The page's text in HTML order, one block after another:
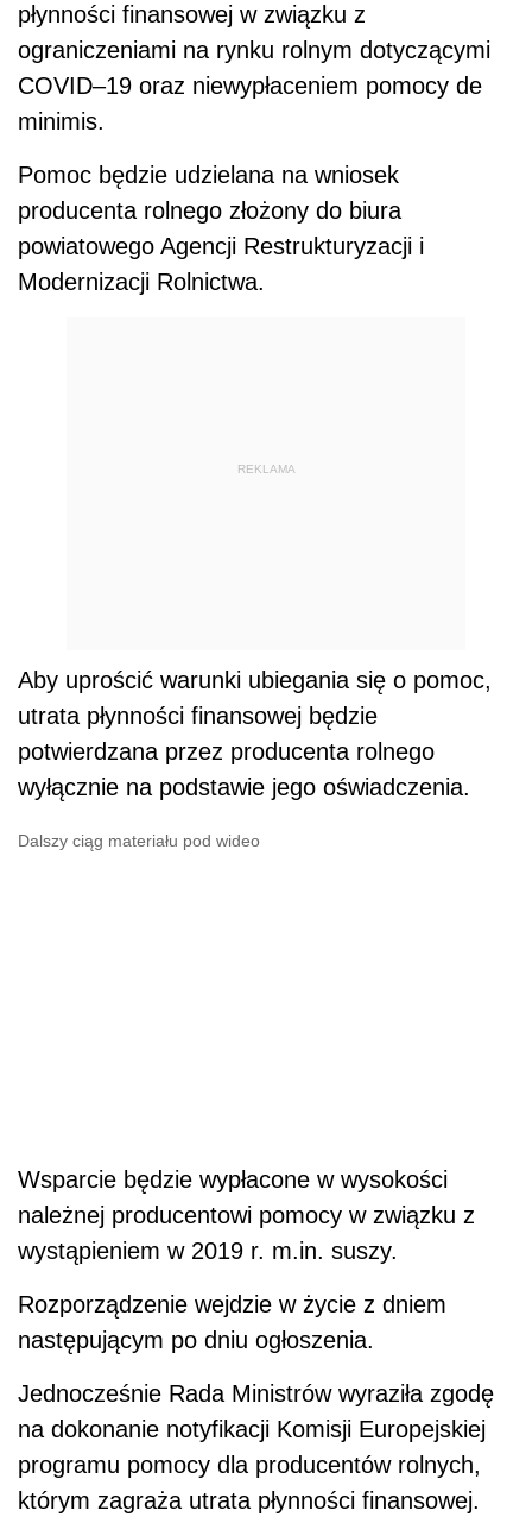
płynności finansowej w związku z
ograniczeniami na rynku rolnym dotyczącymi
COVID–19 oraz niewypłaceniem pomocy de
minimis.
Pomoc będzie udzielana na wniosek
producenta rolnego złożony do biura
powiatowego Agencji Restrukturyzacji i
Modernizacji Rolnictwa.
REKLAMA
Aby uprościć warunki ubiegania się o pomoc,
utrata płynności finansowej będzie
potwierdzana przez producenta rolnego
wyłącznie na podstawie jego oświadczenia.
Dalszy ciąg materiału pod wideo
Wsparcie będzie wypłacone w wysokości
należnej producentowi pomocy w związku z
wystąpieniem w 2019 r. m.in. suszy.
Rozporządzenie wejdzie w życie z dniem
następującym po dniu ogłoszenia.
Jednocześnie Rada Ministrów wyraziła zgodę
na dokonanie notyfikacji Komisji Europejskiej
programu pomocy dla producentów rolnych,
którym zagraża utrata płynności finansowej.